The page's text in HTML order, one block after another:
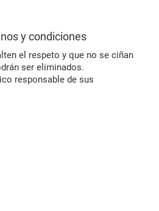
y condiciones
el respeto y que no se ciñan
ser eliminados.
responsable de sus